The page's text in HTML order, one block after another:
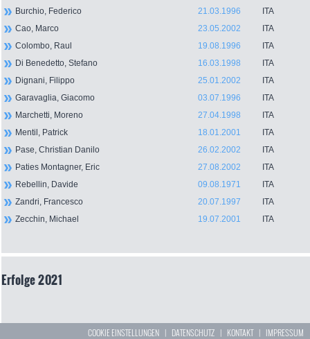
Burchio, Federico
21.03.1996
ITA
Cao, Marco
23.05.2002
ITA
Colombo, Raul
19.08.1996
ITA
Di Benedetto, Stefano
16.03.1998
ITA
Dignani, Filippo
25.01.2002
ITA
Garavaglia, Giacomo
03.07.1996
ITA
Marchetti, Moreno
27.04.1998
ITA
Mentil, Patrick
18.01.2001
ITA
Pase, Christian Danilo
26.02.2002
ITA
Paties Montagner, Eric
27.08.2002
ITA
Rebellin, Davide
09.08.1971
ITA
Zandri, Francesco
20.07.1997
ITA
Zecchin, Michael
19.07.2001 ITA
Erfolge 2021
COOKIE EINSTELLUNGEN | DATENSCHUTZ | KONTAKT| IMPRESSUM